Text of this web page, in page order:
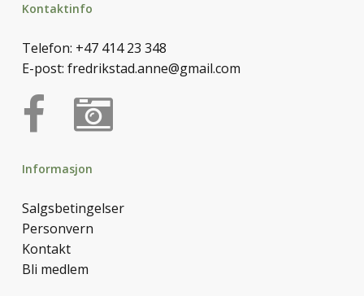
Kontaktinfo
Telefon: +47 414 23 348
E-post: fredrikstad.anne@gmail.com
Informasjon
Salgsbetingelser
Personvern
Kontakt
Bli medlem